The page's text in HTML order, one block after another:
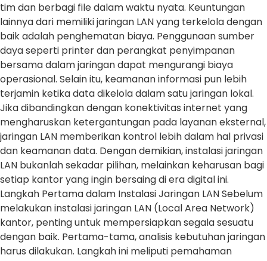
tim dan berbagi file dalam waktu nyata. Keuntungan
lainnya dari memiliki jaringan LAN yang terkelola dengan
baik adalah penghematan biaya. Penggunaan sumber
daya seperti printer dan perangkat penyimpanan
bersama dalam jaringan dapat mengurangi biaya
operasional. Selain itu, keamanan informasi pun lebih
terjamin ketika data dikelola dalam satu jaringan lokal.
Jika dibandingkan dengan konektivitas internet yang
mengharuskan ketergantungan pada layanan eksternal,
jaringan LAN memberikan kontrol lebih dalam hal privasi
dan keamanan data. Dengan demikian, instalasi jaringan
LAN bukanlah sekadar pilihan, melainkan keharusan bagi
setiap kantor yang ingin bersaing di era digital ini.
Langkah Pertama dalam Instalasi Jaringan LAN Sebelum
melakukan instalasi jaringan LAN (Local Area Network)
kantor, penting untuk mempersiapkan segala sesuatu
dengan baik. Pertama-tama, analisis kebutuhan jaringan
harus dilakukan. Langkah ini meliputi pemahaman